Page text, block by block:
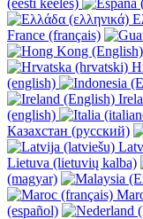
France (français)
(english)
(english)
Казахстан (русский)
Lietuva (lietuvių kalba)
(magyar)
(español)